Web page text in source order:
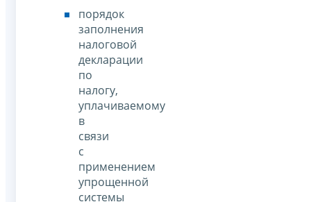
порядок
заполнения
налоговой
декларации
по
налогу,
уплачиваемому
в
связи
с
применением
упрощенной
системы